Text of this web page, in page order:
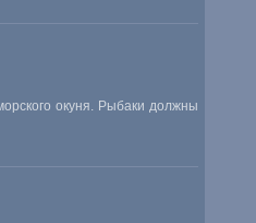
окуня. Рыбаки должны